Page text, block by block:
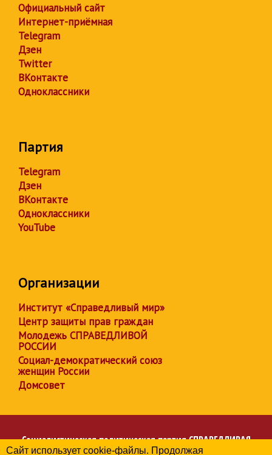
Официальный сайт
Интернет-приёмная
Telegram
Дзен
Twitter
ВКонтакте
Одноклассники
Партия
Telegram
Дзен
ВКонтакте
Одноклассники
YouTube
Организации
Институт «Справедливый мир»
Центр защиты прав граждан
Молодежь СПРАВЕДЛИВОЙ
РОССИИ
Социал-демократический союз
женщин России
Домсовет
Социалистическая политическая партияСПРАВЕДЛИВАЯ
Сайт использует cookie-файлы. Продолжая